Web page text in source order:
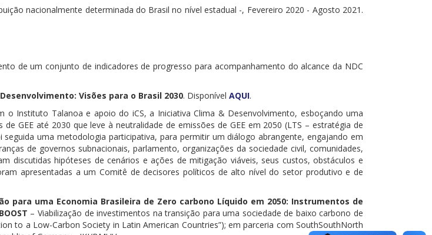
nacionalmente determinada do Brasil no nível estadual -, Fevereiro 2020 - Agosto 2021.
de um conjunto de indicadores de progresso para acompanhamento do alcance da NDC
Visões para o Brasil 2030. Disponível AQUI.
Instituto Talanoa e apoio do iCS, a Iniciativa Clima & Desenvolvimento, esboçando uma
GEE até 2030 que leve à neutralidade de emissões de GEE em 2050 (LTS – estratégia de
uma metodologia participativa, para permitir um diálogo abrangente, engajando em
de governos subnacionais, parlamento, organizações da sociedade civil, comunidades,
discutidas hipóteses de cenários e ações de mitigação viáveis, seus custos, obstáculos e
apresentadas a um Comitê de decisores políticos de alto nível do setor produtivo e de
para uma Economia Brasileira de Zero carbono Líquido em 2050: Instrumentos de
– Viabilização de investimentos na transição para uma sociedade de baixo carbono de
to a Low-Carbon Society in Latin American Countries”); em parceria com SouthSouthNorth